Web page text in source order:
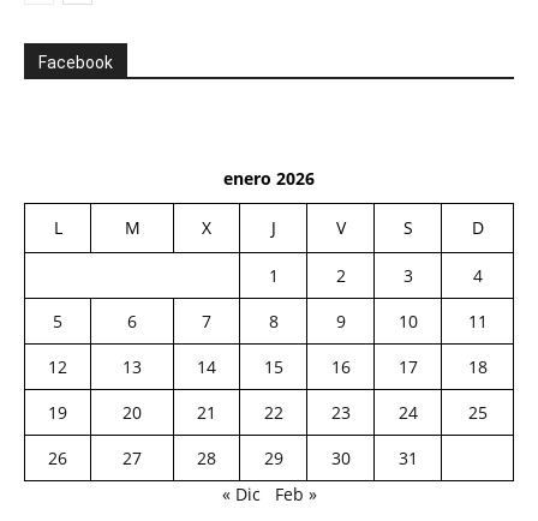
Facebook
enero 2026
L M X J V S D
1 2 3
4
5
6 7 8 9 10
11
12
13 14 15 16 17
18
19
20 21 22 23 24
25
26
27 28 29 30
31
« Dic
Feb »